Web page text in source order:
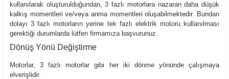
kullanılarak oluşturulduğundan, 3 fazlı motorlara nazaran daha düşük
kalkış momentleri ve/veya anma momentleri oluşabilmektedir. Bundan
dolayı 3 fazlı motorların yerine tek fazlı elektrik motoru kullanılması
gerektiği durumlarda lütfen firmamıza başvurunuz.
Dönüş Yönü Değiştirme
Motorlar, 3 fazlı motorlar gibi her iki dönme yönünde çalışmaya
elverişlidir.